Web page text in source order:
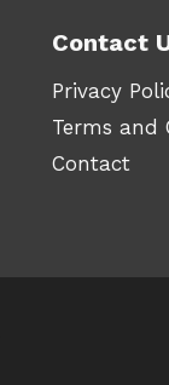
Contact
Privacy
Terms and
Contact